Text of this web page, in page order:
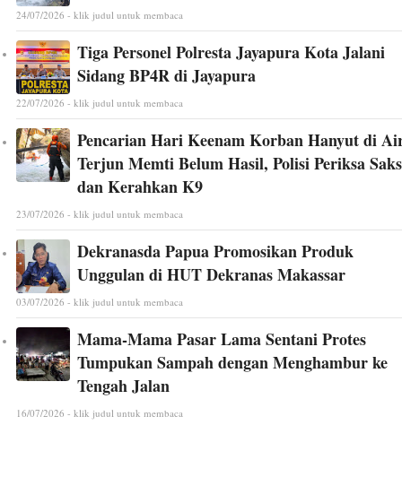
24/07/2026 - klik judul untuk membaca
Tiga Personel Polresta Jayapura Kota Jalani
Sidang BP4R di Jayapura
22/07/2026 - klik judul untuk membaca
Pencarian Hari Keenam Korban Hanyut di
Terjun Memti Belum Hasil, Polisi Periksa
dan Kerahkan K9
23/07/2026 - klik judul untuk membaca
Dekranasda Papua Promosikan Produk
Unggulan di HUT Dekranas Makassar
03/07/2026 - klik judul untuk membaca
Mama-Mama Pasar Lama Sentani Protes
Tumpukan Sampah dengan Menghambur ke
Tengah Jalan
16/07/2026 - klik judul untuk membaca